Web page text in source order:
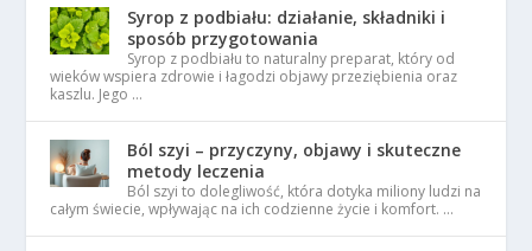
Syrop z podbiału: działanie, składniki i
sposób przygotowania
Syrop z podbiału to naturalny preparat, który od
wieków wspiera zdrowie i łagodzi objawy przeziębienia oraz
kaszlu. Jego …
Ból szyi – przyczyny, objawy i skuteczne
metody leczenia
Ból szyi to dolegliwość, która dotyka miliony ludzi na
całym świecie, wpływając na ich codzienne życie i komfort. …